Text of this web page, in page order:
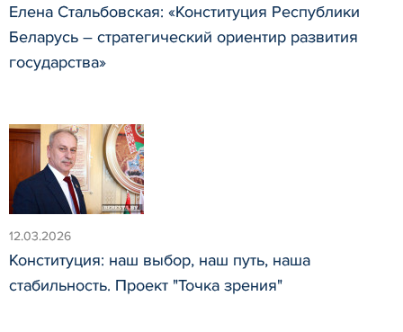
Елена Стальбовская: «Конституция Республики
Беларусь – стратегический ориентир развития
государства»
12.03.2026
Конституция: наш выбор, наш путь, наша
стабильность. Проект "Точка зрения"